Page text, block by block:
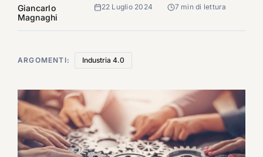
Giancarlo
Magnaghi
22 Luglio 2024 7 min di lettura
ARGOMENTI: Industria 4.0